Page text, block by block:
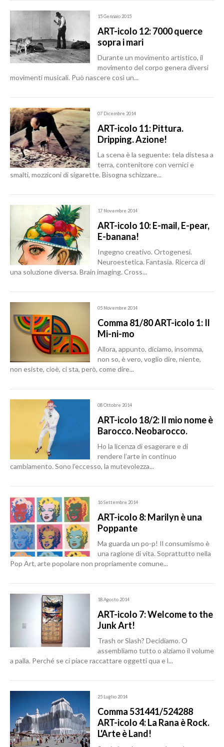
15 Gennaio 2015
ART-icolo 12: 7000 querce
sopra i mari
Durante un movimento artistico, il
movimento del corpo genera diversi
movimenti musicali. Può nascere così un...
07 Dicembre 2014
ART-icolo 11: Pittura.
Dripping. Azione!
La scena è la seguente: tela distesa a
terra, contenitore con vernici e
smalti, mozziconi di sigarette. Bisogna schizzare...
17 Novembre 2014
ART-icolo 10: E-mail, E-pear,
E-banana!
Ingegno creativo. Ortogenesi.
Neuroestetica. Fantasia. Ricerca di
una soluzione diversa. Brain imaging. Cross...
05 Novembre 2014
Comma 81/80 ART-icolo 1: Il
Mi-ni-mo
Allora, appunto, diciamo, insomma,
non so, è vero, voglio dire, niente,
non esiste, cioè, ci sta, però, come dire...
08 Ottobre 2014
ART-icolo 18/2: Il mio nome è
Barocco. Neobarocco.
Ho la licenza di esagerare e di
rendere l’arte in continuo
cambiamento. Sono l’eccesso, la mutevolezza...
16 Settembre 2014
ART-icolo 8: Marilyn è una
Poppante
Ma guarda un po-p! Il consumismo è
una ragione di vita. Soprattutto nella
Pop Art, arte popolare non propriamente comune...
18 Agosto 2014
ART-icolo 7: Welcome to the
Junk Art!
Trash or Slash? Decidiamo. O
assembliamo tutto o alziamo il volume
a palla. Perché se ci piace raccattare oggetti qua e l...
25 Luglio 2014
Comma 531441/524288
ART-icolo 4: La Rana è Rock.
L'Arte è Land!